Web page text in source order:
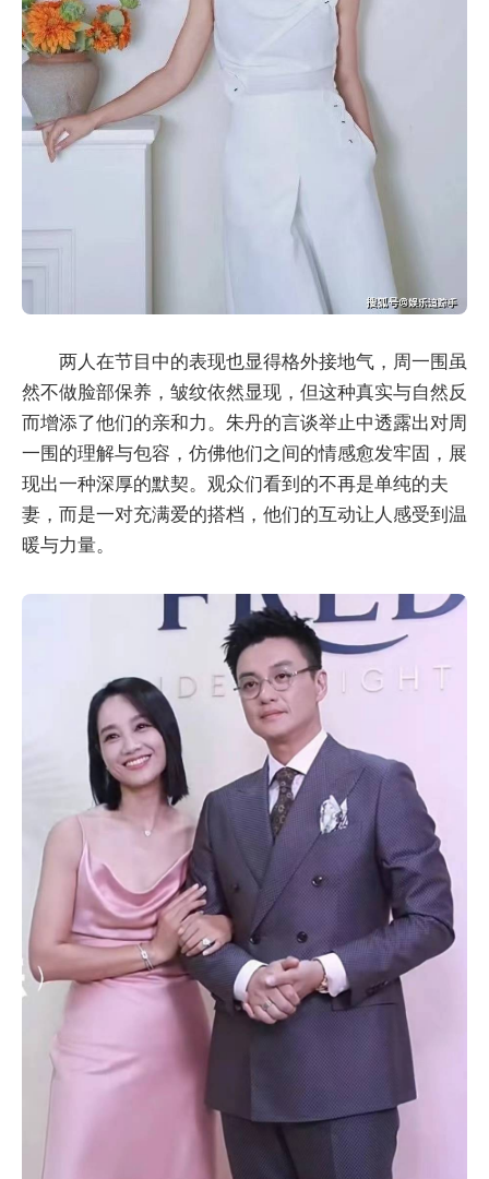
两人在节目中的表现也显得格外接地气，周一围虽
然不做脸部保养，皱纹依然显现，但这种真实与自然反
而增添了他们的亲和力。朱丹的言谈举止中透露出对周
一围的理解与包容，仿佛他们之间的情感愈发牢固，展
现出一种深厚的默契。观众们看到的不再是单纯的夫
妻，而是一对充满爱的搭档，他们的互动让人感受到温
暖与力量。